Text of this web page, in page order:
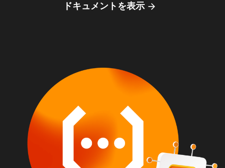
ドキュメントを表示 arrow_forward